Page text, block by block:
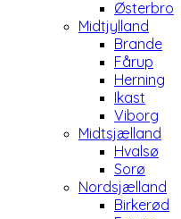
Østerbro
Midtjylland
Brande
Fårup
Herning
Ikast
Viborg
Midtsjælland
Hvalsø
Sorø
Nordsjælland
Birkerød